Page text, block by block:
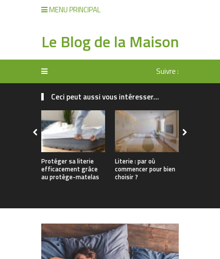
MENU PRINCIPAL
Le Blog de la Maison
Suivre :
Ceci peut aussi vous intéresser...
Protéger sa literie
efficacement grâce
au protège-matelas
Literie : par où
commencer pour bien
choisir ?